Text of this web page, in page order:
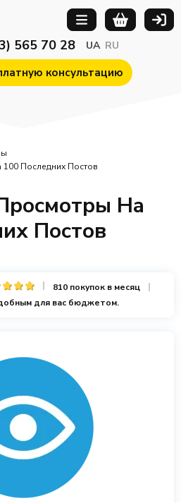
консультацию
565 70 28 UA RU
Последних Постов
На
Постов
810 покупок в месяц
для вас бюджетом.